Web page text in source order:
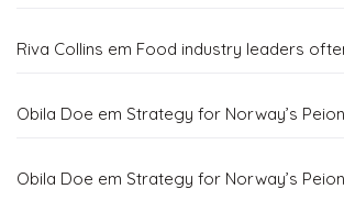
Riva Collins em Food industry leaders
Obila Doe em Strategy for Norway’s
Obila Doe em Strategy for Norway’s